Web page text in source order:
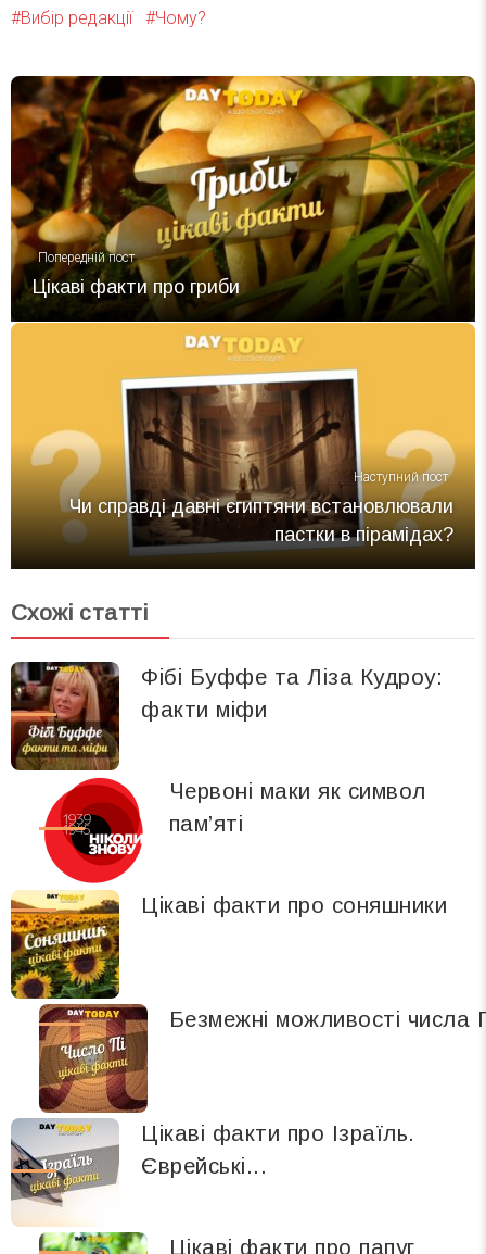
Вибір редакції Чому?
Попередній пост
Цікаві факти про гриби
Наступний пост
Чи справді давні єгиптяни встановлювали
пастки в пірамідах?
Схожі статті
Фібі Буффе та Ліза Кудроу:
факти міфи
Червоні маки як символ
пам’яті
Цікаві факти про соняшники
Безмежні можливості числа
Цікаві факти про Ізраїль.
Єврейські...
Цікаві факти про папуг